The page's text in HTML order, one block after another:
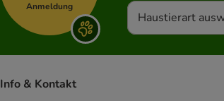
Anmeldung
Haustierart
Info & Kontakt